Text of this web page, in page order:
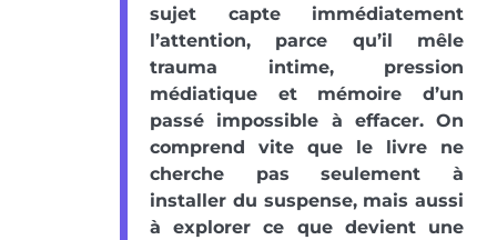
sujet capte immédiatement
l’attention, parce qu’il mêle
trauma intime, pression
médiatique et mémoire d’un
passé impossible à effacer. On
comprend vite que le livre ne
cherche pas seulement à
installer du suspense, mais aussi
à explorer ce que devient une